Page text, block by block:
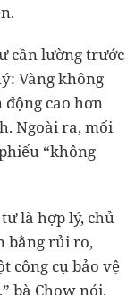
cần lường trước
Vàng không
cao hơn
Ngoài ra, mối
“không
là hợp lý, chủ
bằng rủi ro,
công cụ bảo vệ
bà Chow nói.